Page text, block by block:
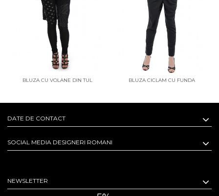
BLUZA CU VOLANE DIN TUL
BLUZA CICLAM CU FUNDA
DATE DE CONTACT
SOCIAL MEDIA DESIGNERI ROMANI
NEWSLETTER